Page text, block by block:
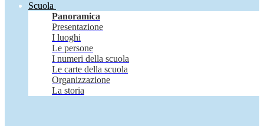
Scuola
Panoramica
Presentazione
I luoghi
Le persone
I numeri della scuola
Le carte della scuola
Organizzazione
La storia